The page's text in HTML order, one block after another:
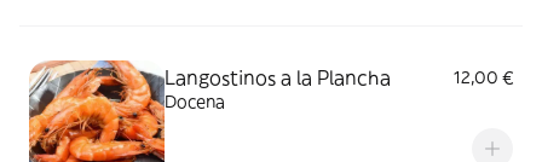
Langostinos a la Plancha
12,00 €
Docena